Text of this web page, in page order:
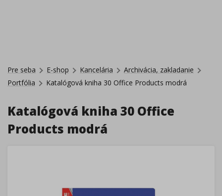
Pre seba E-shop Kancelária
Archivácia, zakladanie
Portfólia
Katalógová kniha 30 Office Products modrá
Katalógová kniha 30 Office
Products modrá